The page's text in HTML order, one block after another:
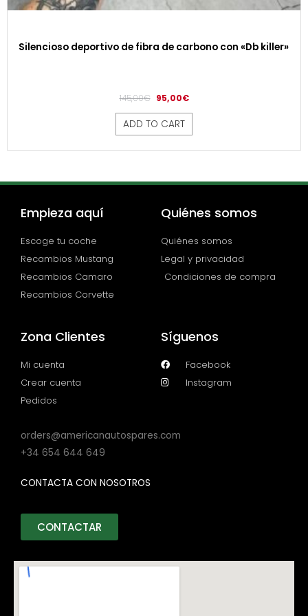
Silencioso deportivo de fibra de carbono con «Db killer»
145,00€ 95,00€
ADD TO CART
Empieza aquí
Escoge tu coche
Recambios Mustang
Recambios Camaro
Recambios Corvette
Quiénes somos
Quiénes somos
Legal y privacidad
Condiciones de compra
Zona Clientes
Mi cuenta
Crear cuenta
Pedidos
Síguenos
Facebook
Instagram
orders@americanautospares.com
+34 654 644 649
CONTACTA CON NOSOTROS
CONTACTAR